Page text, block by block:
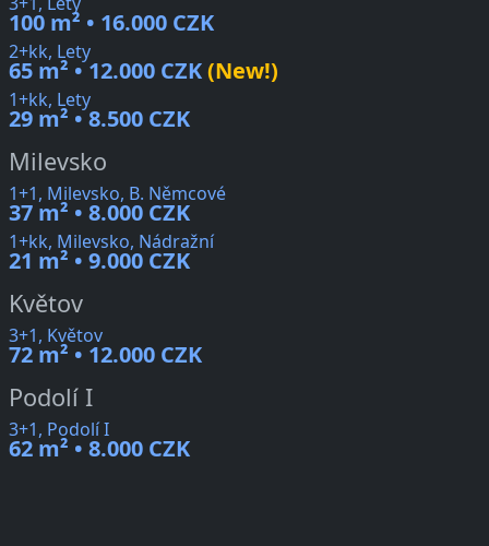
100 m² • 16.000 CZK
2+kk, Lety
65 m² • 12.000 CZK(New!)
1+kk, Lety
29 m² • 8.500 CZK
Milevsko
1+1, Milevsko, B. Němcové
37 m² • 8.000 CZK
1+kk, Milevsko, Nádražní
21 m² • 9.000 CZK
Květov
3+1, Květov
72 m² • 12.000 CZK
Podolí I
3+1, Podolí I
62 m² • 8.000 CZK